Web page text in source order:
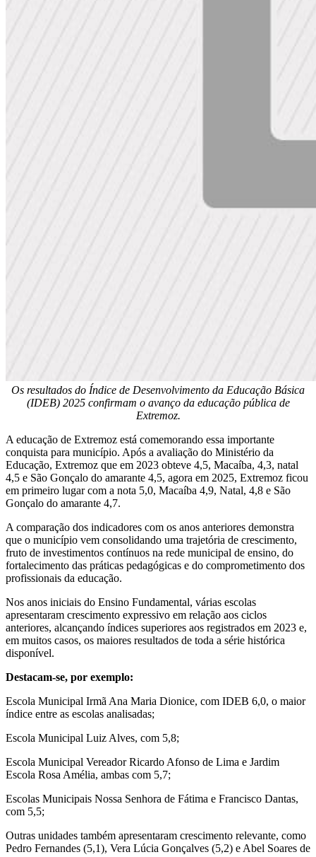
Os resultados do Índice de Desenvolvimento da Educação Básica
(IDEB) 2025 confirmam o avanço da educação pública de
Extremoz.
A educação de Extremoz está comemorando essa importante
conquista para município. Após a avaliação do Ministério da
Educação, Extremoz que em 2023 obteve 4,5, Macaíba, 4,3, natal
4,5 e São Gonçalo do amarante 4,5, agora em 2025, Extremoz ficou
em primeiro lugar com a nota 5,0, Macaíba 4,9, Natal, 4,8 e São
Gonçalo do amarante 4,7.
A comparação dos indicadores com os anos anteriores demonstra
que o município vem consolidando uma trajetória de crescimento,
fruto de investimentos contínuos na rede municipal de ensino, do
fortalecimento das práticas pedagógicas e do comprometimento dos
profissionais da educação.
Nos anos iniciais do Ensino Fundamental, várias escolas
apresentaram crescimento expressivo em relação aos ciclos
anteriores, alcançando índices superiores aos registrados em 2023 e,
em muitos casos, os maiores resultados de toda a série histórica
disponível.
Destacam-se, por exemplo:
Escola Municipal Irmã Ana Maria Dionice, com IDEB 6,0, o maior
índice entre as escolas analisadas;
Escola Municipal Luiz Alves, com 5,8;
Escola Municipal Vereador Ricardo Afonso de Lima e Jardim
Escola Rosa Amélia, ambas com 5,7;
Escolas Municipais Nossa Senhora de Fátima e Francisco Dantas,
com 5,5;
Outras unidades também apresentaram crescimento relevante, como
Pedro Fernandes (5,1), Vera Lúcia Gonçalves (5,2) e Abel Soares de